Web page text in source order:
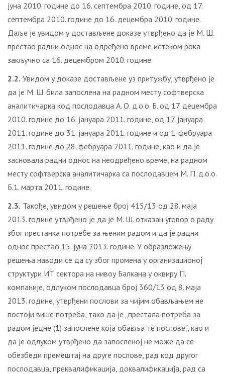
јуна 2010. године до 16. септембра 2010. године, од 17.
септембра 2010. године до 16. децембра 2010. године.
Даље је увидом у достављене доказе утврђено да је М. Ш.
престао радни однос на одређено време истеком рока
закључно са 16. децембром 2010. године.
2.2. Увидом у доказе достављене уз притужбу, утврђено је
да је М. Ш. била запослена на радном месту софтверска
аналитичарка код послодавца А. О. д.о.о. Б. од 17. децембра
2010. године до 16. јануара 2011. године, од 17. јануара
2011. године до 31. јануара 2011. године и од 1. фебруара
2011. године до 28. фебруара 2011. године, као и да је
засновала радни однос на неодређено време, на радном
месту софтверска аналитичарка са послодавцем М. П. д.о.о.
Б.1. марта 2011. године.
2.3. Такође, увидом у решење број 415/13 од 28. маја
2013. године утврђено је да је М. Ш. отказан уговор о раду
због престанка потребе за њеним радом и да је радни
однос престао 15. јуна 2013. године. У образложењу
решења наводи се да су због промена у организационој
структури ИТ сектора на нивоу Балкана у оквиру П.
компаније, одлуком послодавца број 360/13 од 8. маја
2013. године, утврђени послови за чијим обављањем не
постоји више потреба, тако да је „престала потреба за
радом једне (1) запослене која обавља те послове“, као и
да је одлуком утврђено да запосленој не може да се
обезбеди премештај на друге послове, рад код другог
послодавца, преквалификација, доквалификација, рад са